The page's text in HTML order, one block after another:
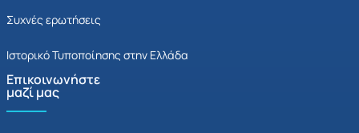
Συχνές ερωτήσεις
Ιστορικό Τυποποίησης στην Ελλάδα
Επικοινωνήστε
μαζί μας